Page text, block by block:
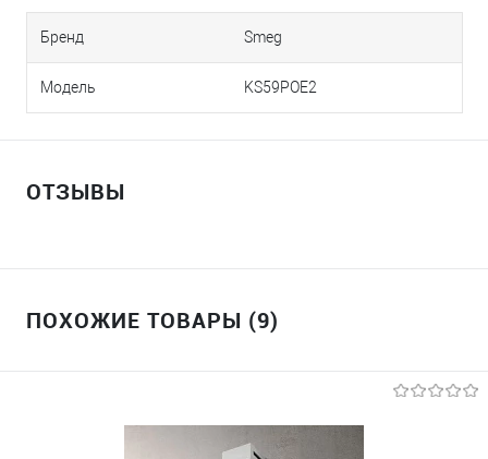
Бренд Smeg
Модель KS59POE2
ОТЗЫВЫ
ПОХОЖИЕ ТОВАРЫ (9)